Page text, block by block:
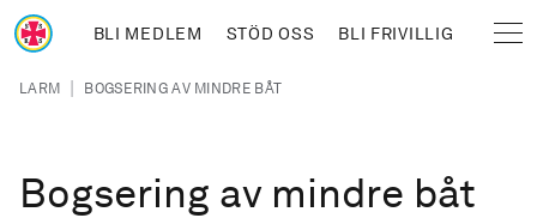
Hoppa till huvudinnehåll
BLI MEDLEM STÖD OSS BLI FRIVILLIG
Länkstig
LARM | BOGSERING AV MINDRE BÅT
Bogsering av mindre båt